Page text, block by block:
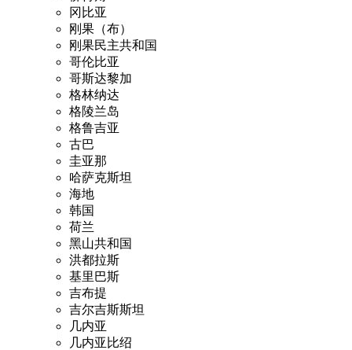
冈比亚
刚果（布）
刚果民主共和国
哥伦比亚
哥斯达黎加
格林纳达
格陵兰岛
格鲁吉亚
古巴
圭亚那
哈萨克斯坦
海地
韩国
荷兰
黑山共和国
洪都拉斯
基里巴斯
吉布提
吉尔吉斯斯坦
几内亚
几内亚比绍